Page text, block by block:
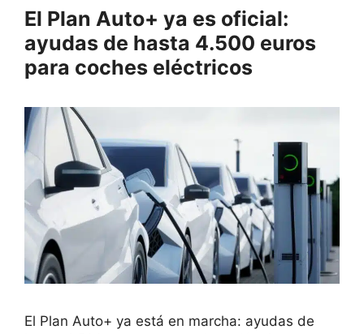
El Plan Auto+ ya es oficial:
ayudas de hasta 4.500 euros
para coches eléctricos
El Plan Auto+ ya está en marcha: ayudas de